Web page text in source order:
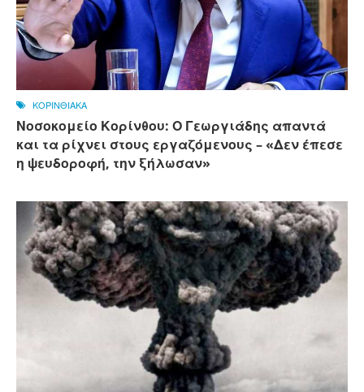
ΚΟΡΙΝΘΙΑΚΑ
Νοσοκομείο Κορίνθου: Ο Γεωργιάδης απαντά
και τα ρίχνει στους εργαζόμενους – «Δεν έπεσε
η ψευδοροφή, την ξήλωσαν»